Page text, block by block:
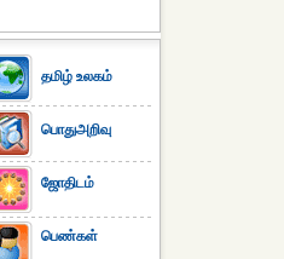
தமிழ் உலகம்
பொதுஅறிவு
ஜோதிடம்
பெண்கள்